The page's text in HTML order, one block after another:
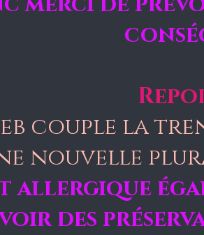
couple la
nouvelle
allergique
des